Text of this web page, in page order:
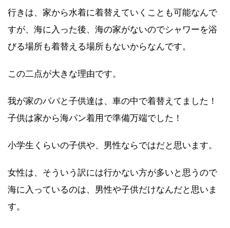
行きは、家から水着に着替えていくことも可能なんで
すが、海に入った後、海の家がないのでシャワーを浴
びる場所も着替える場所もないからなんです。
この二点が大きな理由です。
我が家のパパと子供達は、車の中で着替えてました！
子供は家から海パン着用で準備万端でした！
小学生くらいの子供や、男性ならではだと思います。
女性は、そういう訳には行かない方が多いと思うので
海に入っているのは、男性や子供だけなんだと思いま
す。